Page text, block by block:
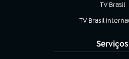
TV Brasil
(abre em
TV Brasil
(abre em nova
Serviços